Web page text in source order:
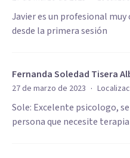
Javier es un profesional
desde la primera sesión
Fernanda Soledad Tisera
27 de marzo de 2023 ·
Sole: Excelente psicologo,
persona que necesite terapia